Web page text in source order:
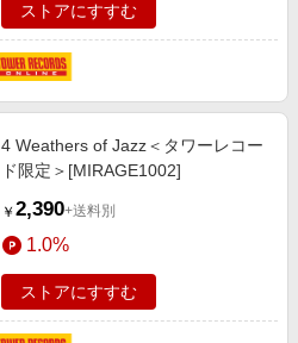
ストアにすすむ
4 Weathers of Jazz＜タワーレコー
ド限定＞[MIRAGE1002]
￥ 2,390+送料別
1.0%
ストアにすすむ